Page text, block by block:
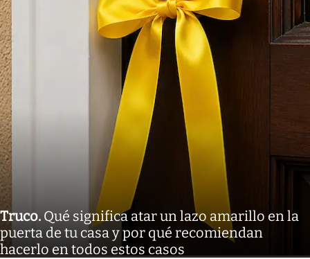
Truco. Qué significa atar un lazo amarillo en la
puerta de tu casa y por qué recomiendan
hacerlo en todos estos casos